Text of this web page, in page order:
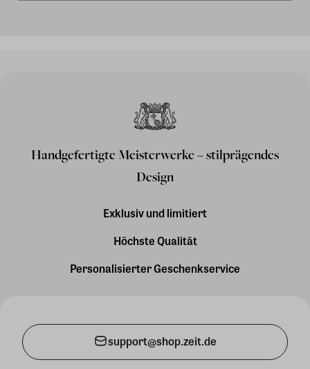
Handgefertigte Meisterwerke – stilprägendes
Design
Exklusiv und limitiert
Höchste Qualität
Personalisierter Geschenkservice
support@shop.zeit.de